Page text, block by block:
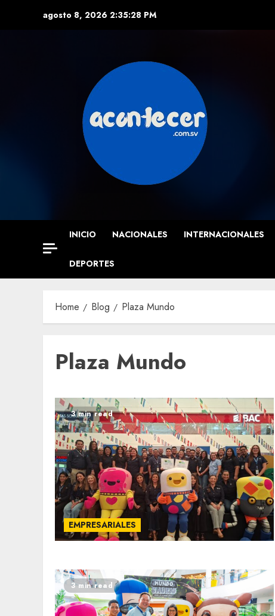
agosto 8, 2026 2:35:29 PM
INICIO NACIONALES INTERNACIONALES
DEPORTES
Home Blog Plaza Mundo
Plaza Mundo
3 min read
EMPRESARIALES
3 min read